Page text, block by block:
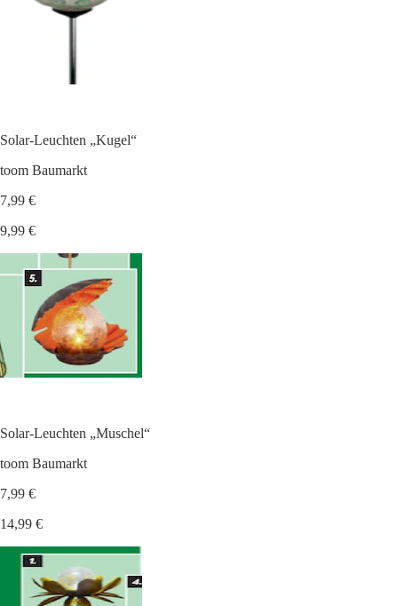
Solar-Leuchten „Kugel“
toom Baumarkt
7,99 €
9,99 €
Solar-Leuchten „Muschel“
toom Baumarkt
7,99 €
14,99 €